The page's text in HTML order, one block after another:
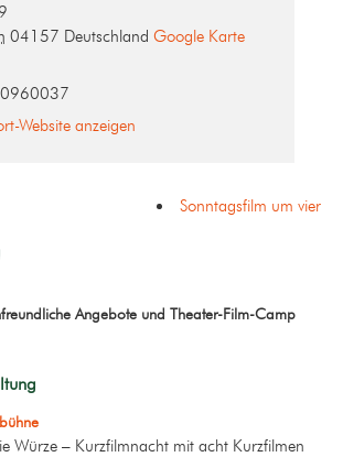
04157 Deutschland Google Karte
Website anzeigen
Sonntagsfilm um vier
Angebote und Theater-Film-Camp
Würze – Kurzfilmnacht mit acht Kurzfilmen